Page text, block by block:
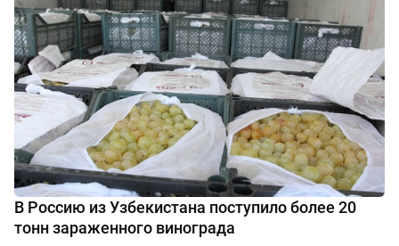
В Россию из Узбекистана поступило более 20
тонн зараженного винограда